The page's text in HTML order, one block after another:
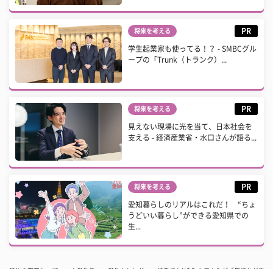
将来を考える PR
学生起業家も使ってる！？ - SMBCグル
ープの「Trunk（トランク）...
将来を考える PR
見えない現場に光を当て、日本社会を
支える - 経済産業省・水口さんが語る...
将来を考える PR
愛知暮らしのリアルはこれだ！ “ちょ
うどいい暮らし”ができる愛知県での
生...